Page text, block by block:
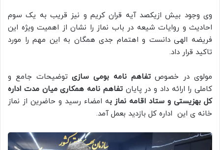
وی وجود بیش ازیکصد آیه قران کریم و نیز قریب به یک سوم
احادیث و روایات شیعه در باب نماز را نشان از اهمیت ویژه این
فریضه الهی دانست و اهتمام جدی همگان به این مهم را مورد
تاکید قرار داد.
مولوی در خصوصتفاهم نامه بومی سازیتوضیحات جامع و
کاملی را ارائه داد و در پایانتفاهم نامه همکاری میان مدت اداره
کل بهزیستی و ستاد اقامه نماز به امضاء رسید و حاضرین از نماز
خانه ی این اداره کل بازدید بعمل آمد.